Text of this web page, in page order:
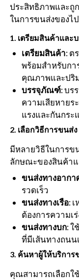
ประสิทธิภาพและถู
ในการขนส่งของไ
1. เตรียมสินค้าและ
เตรียมสินค้า: ต
พร้อมสำหรับกา
คุณภาพและปริ
บรรจุภัณฑ์: บร
ความเสียหายร
แรงและกันกร
2. เลือกวิธีการขนส่ง
มีหลายวิธีในการข
ลักษณะของสินค้าแ
ขนส่งทางอากา
รวดเร็ว
ขนส่งทางเรือ:
ต้องการความเ
ขนส่งทางบก: ใ
ที่มีเส้นทางถนน
3. ค้นหาผู้ให้บริการ
คุณสามารถเลือกใ